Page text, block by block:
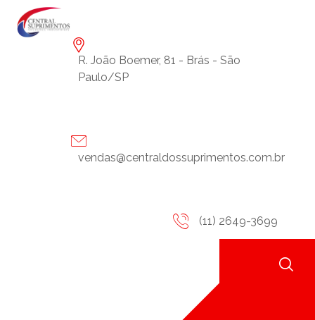
R. João Boemer, 81 - Brás - São
Paulo/SP
vendas@centraldossuprimentos.com.br
(11) 2649-3699